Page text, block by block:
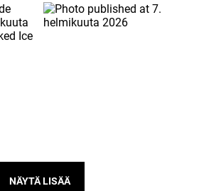
NÄYTÄ LISÄÄ